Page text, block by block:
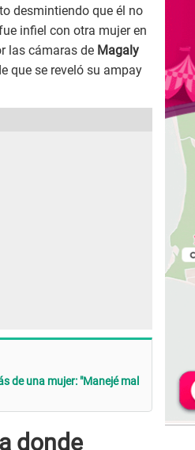
desmintiendo que él no
infiel con otra mujer en
las cámaras de Magaly
que se reveló su ampay
de una mujer: "Manejé mal
donde